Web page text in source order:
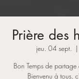
Prière des
jeu. 04 sept.
  |
Bon Temps de partage
Bienvenu à tous,